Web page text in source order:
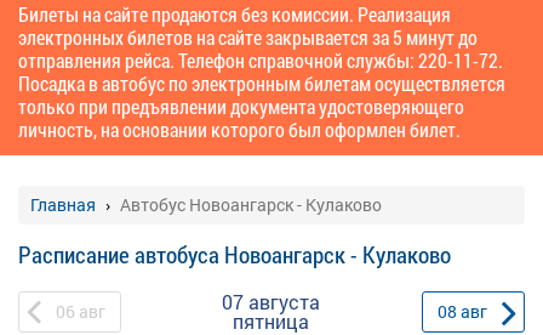
Билеты на сайте продаются без комиссии. Реализация
электронных билетов на сайте закрывается за 5 минут до
отправления рейса. Телефон справочной службы: 220-11-72.
Посадка в автобус по электронным билетам осуществляется
только при предъявлении документа удостоверяющего
личность, на основании которого был оформлен билет.
Главная Автобус Новоангарск - Кулаково
Расписание автобуса Новоангарск - Кулаково
06 авг 07 августа
пятница 08 авг